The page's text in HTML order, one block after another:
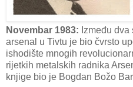
Novembar 1983: Između
arsenal u Tivtu je bio čvrsto
ishodište mnogih
rijetkih metalskih radnika
knjige bio je Bogdan Božo